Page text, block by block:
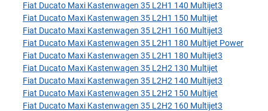
Fiat Ducato Maxi Kastenwagen 35 L2H1 140 Multijet3
Fiat Ducato Maxi Kastenwagen 35 L2H1 150 Multijet
Fiat Ducato Maxi Kastenwagen 35 L2H1 160 Multijet3
Fiat Ducato Maxi Kastenwagen 35 L2H1 180 Multijet Power
Fiat Ducato Maxi Kastenwagen 35 L2H1 180 Multijet3
Fiat Ducato Maxi Kastenwagen 35 L2H2 130 Multijet
Fiat Ducato Maxi Kastenwagen 35 L2H2 140 Multijet3
Fiat Ducato Maxi Kastenwagen 35 L2H2 150 Multijet
Fiat Ducato Maxi Kastenwagen 35 L2H2 160 Multijet3